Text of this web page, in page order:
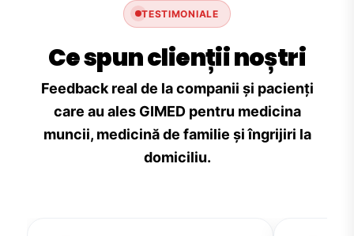
TESTIMONIALE
Ce spun clienții noștri
Feedback real de la companii și pacienți
care au ales GIMED pentru medicina
muncii, medicină de familie și îngrijiri la
domiciliu.